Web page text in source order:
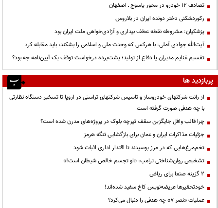
تصادف ۱۲ خودرو در محور یاسوج ـ اصفهان
رکوردشکنی دختر دونده ایران در بلاروس
پزشکیان: مشروطه نقطه عطف بیداری و آزادی‌خواهی ملت ایران بود
آیت‌الله جوادی آملی: با هرکس که وحدت ملی و اسلامی را بشکند، باید مقابله کرد
تقسیم غنایم مدیران یا دفاع از تولید؛ پشت‌پرده درخواست توقف یک آیین‌نامه چه بود؟
پربازدید ها
از رانت‌ شرکتهای خودروساز و تاسیس شرکتهای تراستی در اروپا تا تسخیر دستگاه نظارتی
با چه هدفی صورت گرفته است
چرا قالب وافل جایگزین سقف تیرچه بلوک در پروژه‌های مدرن شده است؟
جزئیات مذاکرات ایران و عمان برای بازگشایی تنگه هرمز
تخم‌مرغ‌هایی که در مرز پوسیدند تا اقتدار اداری اثبات شود
تشخیص روان‌شناختی ترامپ: «او تجسم خالص شیطان است!»
۲ گزینه صنعا برای ریاض
خودتحقیرها عریضه‌نویس کاخ سفید شده‌اند!
عملیات «نصر ۷» چه هدفی را دنبال می‌کرد؟